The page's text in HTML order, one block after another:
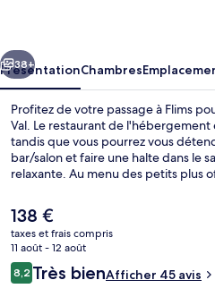
Suivant
38+
PrésentationChambres
Profitez de votre passage à Flims
Val. Le restaurant de l'hébergement
tandis que vous pourrez vous
bar/salon et faire une halte dans le
relaxante. Au menu des petits plus
Le
prix
actuel
est
de
138 €
taxes et frais compris
11 août - 12 août
Avis
voyageurs
8,28,2 sur 10
Très bienAfficher 45 avis